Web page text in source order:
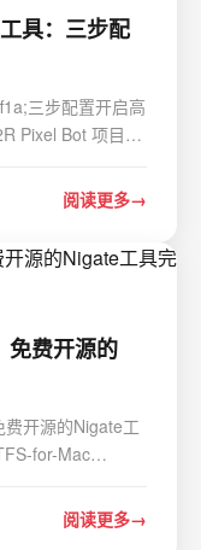
具：三步配
三步配置开启高
Bot 项目地
是一款
阅读更多
免费开源的
开源的Nigate工
for-Mac
providing full
…
阅读更多